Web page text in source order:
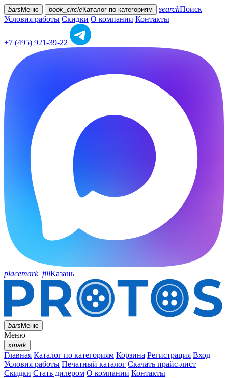
bars Меню book_circleКаталог по категориям searchПоиск
Условия работы Скидки О компании Контакты
+7 (495) 921-39-22
placemark_fillКазань
barsМеню
Меню
xmark
Главная Каталог по категориям Корзина Регистрация Вход
Условия работы Печатный каталог Скачать прайс-лист
Скидки Стать дилером О компании Контакты